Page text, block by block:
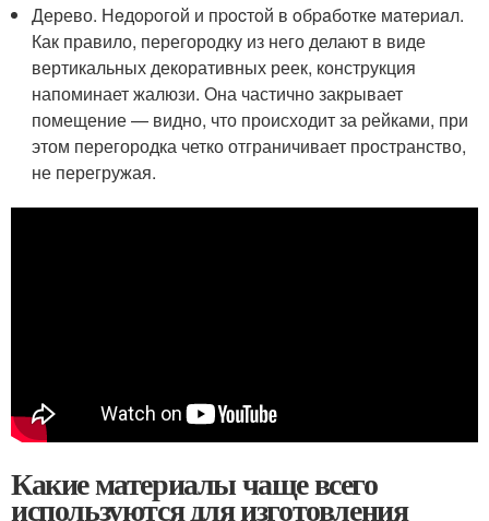
Дерево. Нeдopoгoй и пpocтoй в oбpaбoткe мaтepиaл.
Как правило, перегородку из него делают в виде
вертикальных декоративных реек, конструкция
напоминает жалюзи. Она частично закрывает
помещение — видно, что происходит за рейками, при
этом перегородка четко отграничивает пространство,
не перегружая.
Какие материалы чаще всего
используются для изготовления